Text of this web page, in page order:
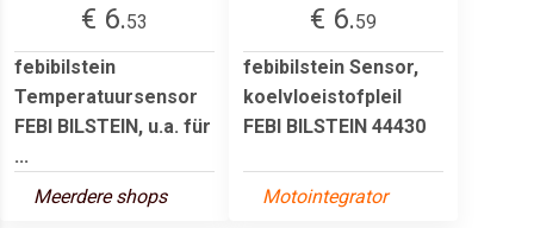
€ 6.53
febibilstein
Temperatuursensor
FEBI BILSTEIN, u.a. für
...
Meerdere shops
€ 6.59
febibilstein Sensor,
koelvloeistofpleil
FEBI BILSTEIN 44430
Motointegrator